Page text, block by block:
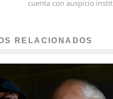
cuenta con auspicio
RELACIONADOS